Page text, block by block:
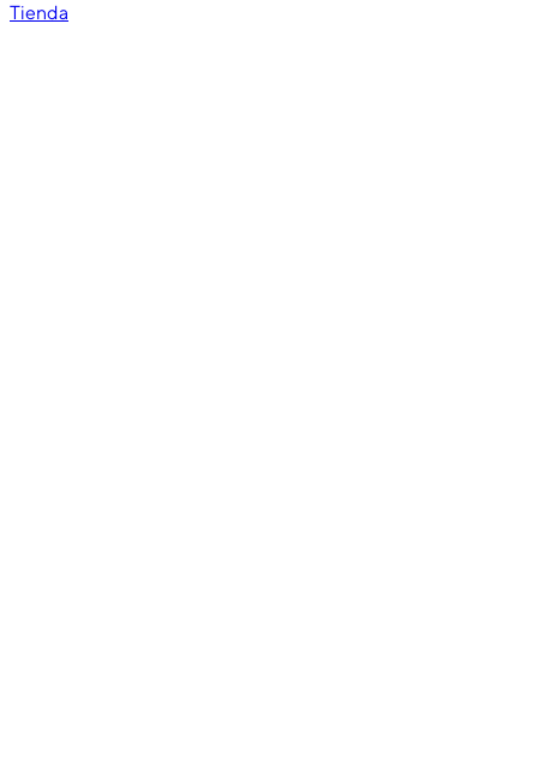
Tienda